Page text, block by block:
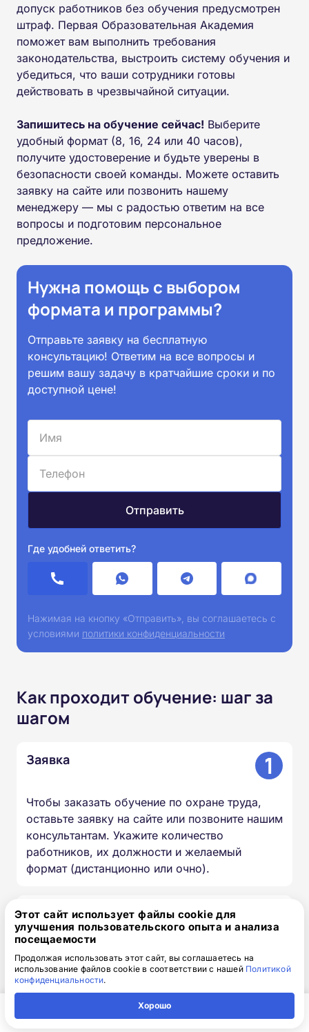
допуск работников без обучения предусмотрен
штраф. Первая Образовательная Академия
поможет вам выполнить требования
законодательства, выстроить систему обучения и
убедиться, что ваши сотрудники готовы
действовать в чрезвычайной ситуации.
Запишитесь на обучение сейчас! Выберите
удобный формат (8, 16, 24 или 40 часов),
получите удостоверение и будьте уверены в
безопасности своей команды. Можете оставить
заявку на сайте или позвонить нашему
менеджеру — мы с радостью ответим на все
вопросы и подготовим персональное
предложение.
Нужна помощь с выбором
формата и программы?
Отправьте заявку на бесплатную
консультацию! Ответим на все вопросы и
решим вашу задачу в кратчайшие сроки и по
доступной цене!
Где удобней ответить?
Нажимая на кнопку «Отправить», вы соглашаетесь с
условиями политики конфиденциальности
Как проходит обучение: шаг за
шагом
Заявка 1
Чтобы заказать обучение по охране труда,
оставьте заявку на сайте или позвоните нашим
консультантам. Укажите количество
работников, их должности и желаемый
формат (дистанционно или очно).
Диагностика 2
Мы бесплатно анализируем вашу сферу
деятельности, результаты ОПР и СОУТ и
определяем нужный объём обучения. Это
поможет оптимизировать расходы и не
допустить ошибок.
Этот сайт использует файлы cookie для
улучшения пользовательского опыта и анализа
посещаемости
Продолжая использовать этот сайт, вы соглашаетесь на
использование файлов cookie в соответствии с нашей Политикой
конфиденциальности.
Хорошо